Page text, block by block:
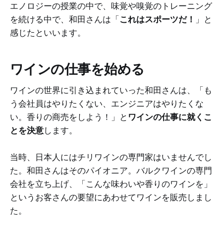
エノロジーの授業の中で、味覚や嗅覚のトレーニング
を続ける中で、和田さんは「これはスポーツだ！ 」と
感じたといいます。
ワインの仕事を始める
ワインの世界に引き込まれていった和田さんは、「も
う会社員はやりたくない、エンジニアはやりたくな
い。香りの商売をしよう！」と ワインの仕事に就くこ
とを決意します。
当時、日本人にはチリワインの専門家はいませんでし
た。和田さんはそのパイオニア。バルクワインの専門
会社を立ち上げ、「こんな味わいや香りのワインを」
というお客さんの要望にあわせてワインを販売しまし
た。